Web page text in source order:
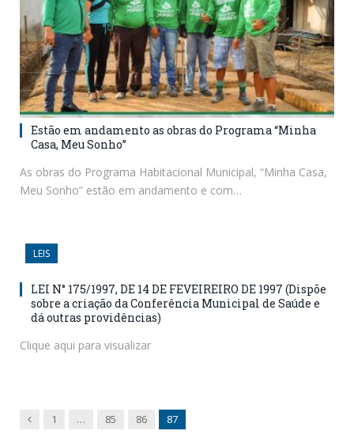
Estão em andamento as obras do Programa “Minha
Casa, Meu Sonho”
As obras do Programa Habitacional Municipal, “Minha Casa,
Meu Sonho” estão em andamento e com…
LEIS
LEI N° 175/1997, DE 14 DE FEVEIREIRO DE 1997 (Dispõe
sobre a criação da Conferência Municipal de Saúde e
dá outras providências)
Clique aqui para visualizar
Previous
1 … 85 86 87